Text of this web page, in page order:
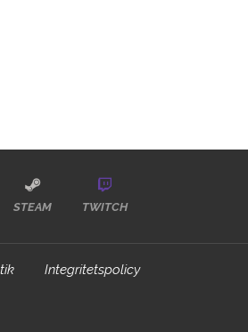
STEAM TWITCH
Integritetspolicy